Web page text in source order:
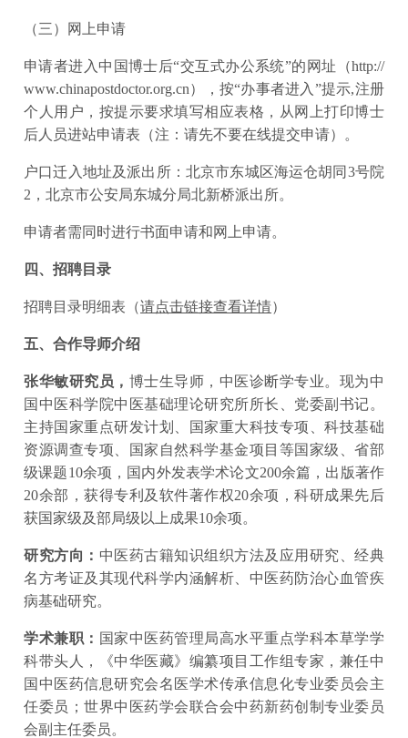
（三）网上申请
申请者进入中国博士后“交互式办公系统”的网址（http://
www.chinapostdoctor.org.cn），按“办事者进入”提示,注册
个人用户，按提示要求填写相应表格，从网上打印博士
后人员进站申请表（注：请先不要在线提交申请）。
户口迁入地址及派出所：北京市东城区海运仓胡同3号院
2，北京市公安局东城分局北新桥派出所。
申请者需同时进行书面申请和网上申请。
四、招聘目录
招聘目录明细表（请点击链接查看详情）
五、合作导师介绍
张华敏研究员， 博士生导师，中医诊断学专业。现为中
国中医科学院中医基础理论研究所所长、党委副书记。
主持国家重点研发计划、国家重大科技专项、科技基础
资源调查专项、国家自然科学基金项目等国家级、省部
级课题10余项，国内外发表学术论文200余篇，出版著作
20余部，获得专利及软件著作权20余项，科研成果先后
获国家级及部局级以上成果10余项。
研究方向： 中医药古籍知识组织方法及应用研究、经典
名方考证及其现代科学内涵解析、中医药防治心血管疾
病基础研究。
学术兼职： 国家中医药管理局高水平重点学科本草学学
科带头人，《中华医藏》编纂项目工作组专家，兼任中
国中医药信息研究会名医学术传承信息化专业委员会主
任委员；世界中医药学会联合会中药新药创制专业委员
会副主任委员。